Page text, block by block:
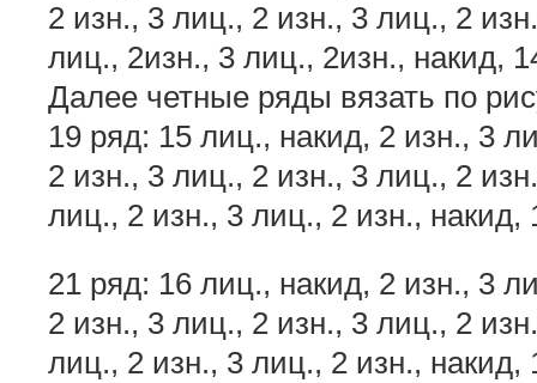
2 изн., 3 лиц., 2 изн., 3 лиц., 2
лиц., 2изн., 3 лиц., 2изн., накид,
Далее четные ряды вязать по
19 ряд: 15 лиц., накид, 2 изн., 3
2 изн., 3 лиц., 2 изн., 3 лиц., 2
лиц., 2 изн., 3 лиц., 2 изн., накид,
21 ряд: 16 лиц., накид, 2 изн., 3
2 изн., 3 лиц., 2 изн., 3 лиц., 2
лиц., 2 изн., 3 лиц., 2 изн., накид,